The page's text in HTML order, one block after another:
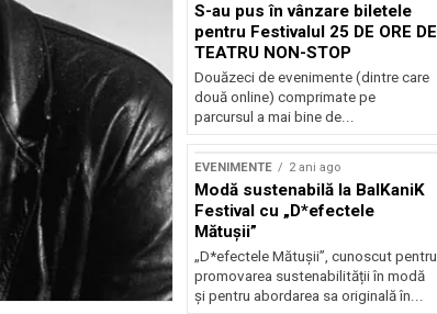
S-au pus în vânzare biletele
pentru Festivalul 25 DE ORE DE
TEATRU NON-STOP
Douăzeci de evenimente (dintre care
două online) comprimate pe
parcursul a mai bine de...
EVENIMENTE 2 ani ago
Modă sustenabilă la BalKaniK
Festival cu „D*efectele
Mătușii”
„D*efectele Mătușii”, cunoscut pentru
promovarea sustenabilității în modă
și pentru abordarea sa originală în...